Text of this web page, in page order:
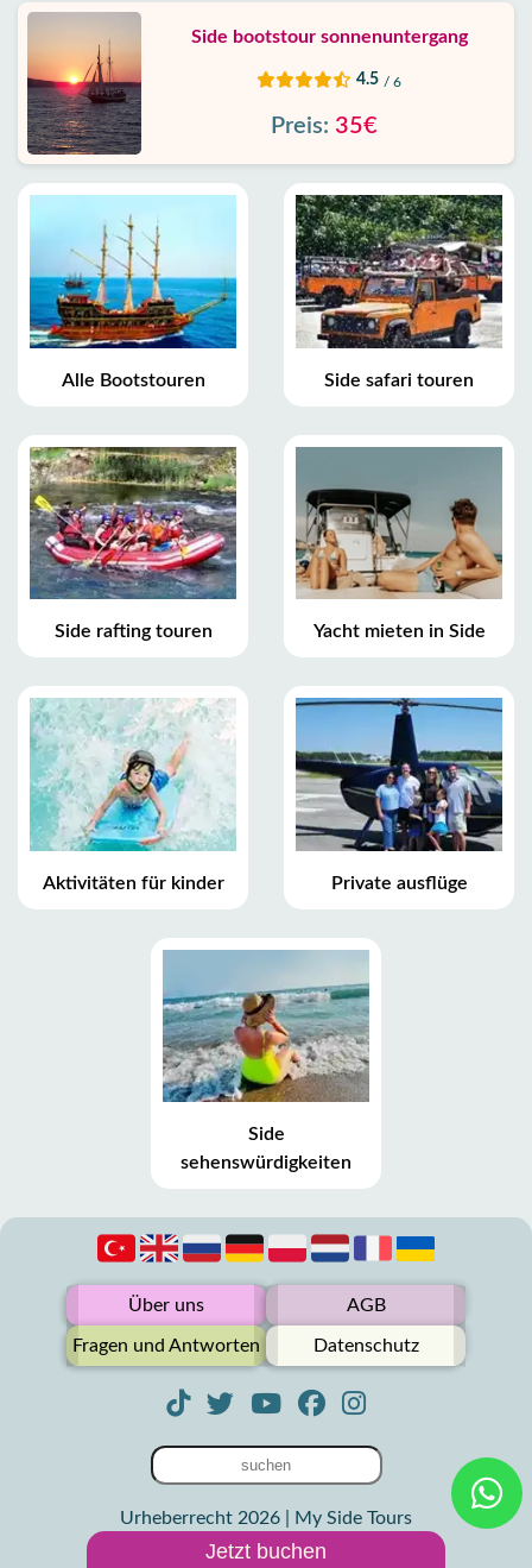
Side bootstour sonnenuntergang
4.5 / 6
Preis: 35€
Jetzt buchen
Alle Bootstouren Side safari touren
Side rafting touren Yacht mieten in Side
Aktivitäten für kinder Private ausflüge
Side
sehenswürdigkeiten
Über uns AGB
Fragen und Antworten Datenschutz
Urheberrecht 2026 | My Side Tours